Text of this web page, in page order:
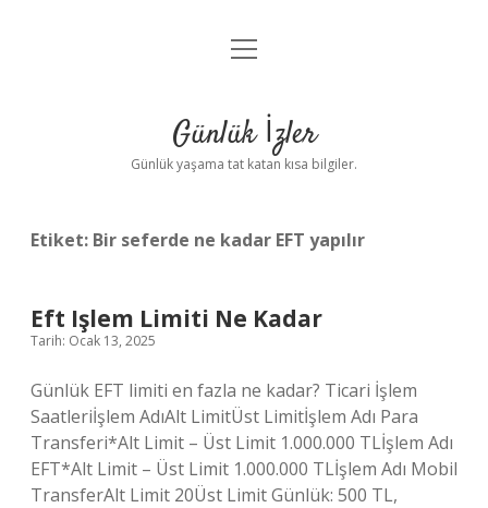
Anasayfa
Yasal Uyarı
menüyü
Günlük İzler
Günlük yaşama tat katan kısa bilgiler.
Etiket: Bir seferde ne kadar EFT yapılır
Eft Işlem Limiti Ne Kadar
Tarih: Ocak 13, 2025
Günlük EFT limiti en fazla ne kadar? Ticari İşlem
Saatleriİşlem AdıAlt LimitÜst Limitİşlem Adı Para
Transferi*Alt Limit – Üst Limit 1.000.000 TLİşlem Adı
EFT*Alt Limit – Üst Limit 1.000.000 TLİşlem Adı Mobil
TransferAlt Limit 20Üst Limit Günlük: 500 TL,